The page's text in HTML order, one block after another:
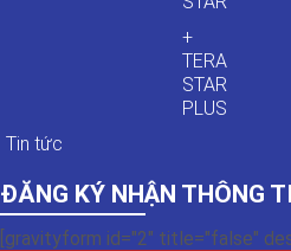
+
TERA
STAR
PLUS
Tin tức
ĐĂNG KÝ NHẬN THÔNG
[gravityform id="2" title="false"